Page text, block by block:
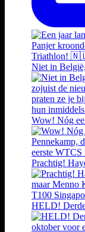
Niet in
Wow! Nóg
Prachtig!
HELD!